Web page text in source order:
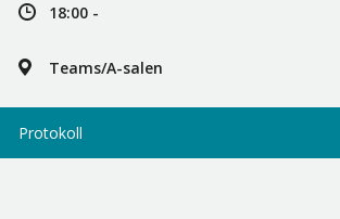
18:00 -
Teams/A-salen
Protokoll